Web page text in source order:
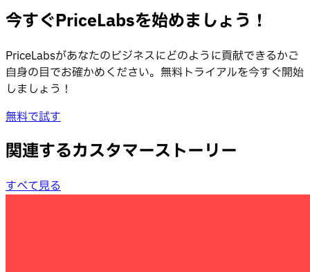
今すぐPriceLabsを始めましょう！
PriceLabsがあなたのビジネスにどのように貢献できるかご
自身の目でお確かめください。無料トライアルを今すぐ開始
しましょう！
無料で試す
関連するカスタマーストーリー
すべて見る